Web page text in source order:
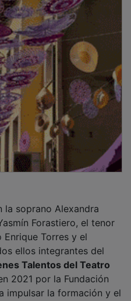
Forastiero, el tenor
Torres y el
ellos integrantes del
Talentos del Teatro
2021 por la Fundación
impulsar la formación y el
artistas de la lírica